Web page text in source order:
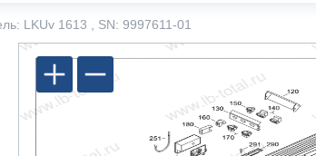
LKUv 1613 , SN: 9997611-01